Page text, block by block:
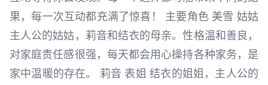
果，每一次互动都充满了惊喜！ 主要角色 美雪 姑姑
主人公的姑姑，莉音和结衣的母亲。性格温和善良，
对家庭责任感很强，每天都会用心操持各种家务，是
家中温暖的存在。 莉音 表姐 结衣的姐姐，主人公的